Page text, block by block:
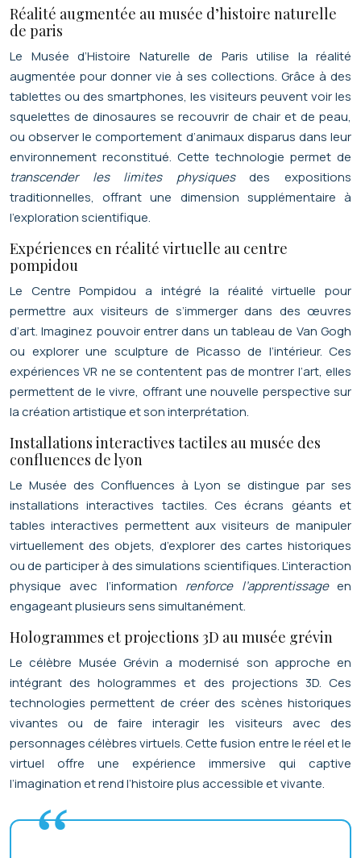
Réalité augmentée au musée d’histoire naturelle
de paris
Le Musée d’Histoire Naturelle de Paris utilise la réalité
augmentée pour donner vie à ses collections. Grâce à des
tablettes ou des smartphones, les visiteurs peuvent voir les
squelettes de dinosaures se recouvrir de chair et de peau,
ou observer le comportement d’animaux disparus dans leur
environnement reconstitué. Cette technologie permet de
transcender les limites physiquesdes expositions
traditionnelles, offrant une dimension supplémentaire à
l’exploration scientifique.
Expériences en réalité virtuelle au centre
pompidou
Le Centre Pompidou a intégré la réalité virtuelle pour
permettre aux visiteurs de s’immerger dans des œuvres
d’art. Imaginez pouvoir entrer dans un tableau de Van Gogh
ou explorer une sculpture de Picasso de l’intérieur. Ces
expériences VR ne se contentent pas de montrer l’art, elles
permettent de le vivre, offrant une nouvelle perspective sur
la création artistique et son interprétation.
Installations interactives tactiles au musée des
confluences de lyon
Le Musée des Confluences à Lyon se distingue par ses
installations interactives tactiles. Ces écrans géants et
tables interactives permettent aux visiteurs de manipuler
virtuellement des objets, d’explorer des cartes historiques
ou de participer à des simulations scientifiques. L’interaction
physique avec l’information renforce l’apprentissageen
engageant plusieurs sens simultanément.
Hologrammes et projections 3D au musée grévin
Le célèbre Musée Grévin a modernisé son approche en
intégrant des hologrammes et des projections 3D. Ces
technologies permettent de créer des scènes historiques
vivantes ou de faire interagir les visiteurs avec des
personnages célèbres virtuels. Cette fusion entre le réel et le
virtuel offre une expérience immersive qui captive
l’imagination et rend l’histoire plus accessible et vivante.